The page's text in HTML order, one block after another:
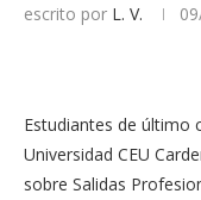
escrito por L. V.
Estudiantes de último
Universidad CEU
sobre Salidas